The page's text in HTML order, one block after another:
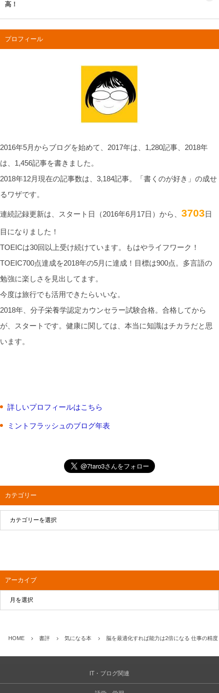
高！
プロフィール
2016年5月からブログを始めて、2017年は、1,280記事、2018年
は、1,456記事を書きました。
2018年12月現在の記事数は、3,184記事。「書くのが好き」の成せ
るワザです。
連続記録更新は、スタート日（2016年6月17日）から、 3703日
目になりました！
TOEICは30回以上受け続けています。もはやライフワーク！
TOEIC700点達成を2018年の5月に達成！目標は900点。多言語の
勉強に楽しさを見出してます。
今度は旅行でも活用できたらいいな。
2018年、分子栄養学認定カウンセラー試験合格。合格してから
が、スタートです。健康に関しては、本当に知識はチカラだと思
います。
詳しいプロフィールはこちら
ミントフラッシュのブログ年表
カテゴリー
アーカイブ
HOME 書評 気になる本 脳を最適化すれば能力は2倍になる 仕事の精
IT・ブログ関連